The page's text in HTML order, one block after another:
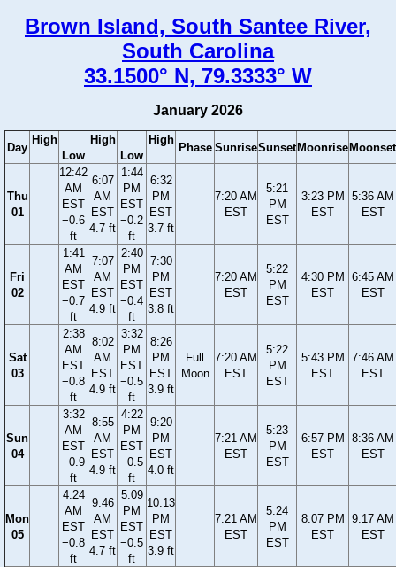
Brown Island, South Santee River,
South Carolina
33.1500° N, 79.3333° W
January 2026
Day
High
Low
High
Low
High
Phase SunriseSunset Moonrise Moonset
Thu
01
12:42
AM
EST
−0.6
ft
6:07
AM
EST
4.7 ft
1:44
PM
EST
−0.2
ft
6:32
PM
EST
3.7 ft
7:20 AM
EST
5:21
PM
EST
3:23 PM
EST
5:36 AM
EST
Fri
02
1:41
AM
EST
−0.7
ft
7:07
AM
EST
4.9 ft
2:40
PM
EST
−0.4
ft
7:30
PM
EST
3.8 ft
7:20 AM
EST
5:22
PM
EST
4:30 PM
EST
6:45 AM
EST
Sat
03
2:38
AM
EST
−0.8
ft
8:02
AM
EST
4.9 ft
3:32
PM
EST
−0.5
ft
8:26
PM
EST
3.9 ft
Full
Moon
7:20 AM
EST
5:22
PM
EST
5:43 PM
EST
7:46 AM
EST
Sun
04
3:32
AM
EST
−0.9
ft
8:55
AM
EST
4.9 ft
4:22
PM
EST
−0.5
ft
9:20
PM
EST
4.0 ft
7:21 AM
EST
5:23
PM
EST
6:57 PM
EST
8:36 AM
EST
Mon
05
4:24
AM
EST
−0.8
ft
9:46
AM
EST
4.7 ft
5:09
PM
EST
−0.5
ft
10:13
PM
EST
3.9 ft
7:21 AM
EST
5:24
PM
EST
8:07 PM
EST
9:17 AM
EST